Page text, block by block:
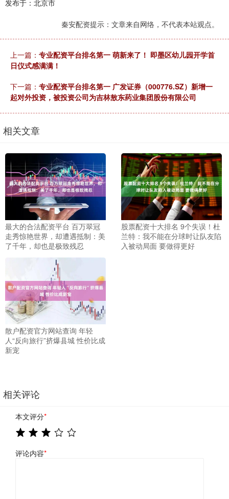
发布于：北京市
秦安配资提示：文章来自网络，不代表本站观点。
上一篇： 专业配资平台排名第一 萌新来了！ 即墨区幼儿园开学首
日仪式感满满！
下一篇： 专业配资平台排名第一 广发证券（000776.SZ）新增一
起对外投资，被投资公司为吉林敖东药业集团股份有限公司
相关文章
最大的合法配资平台 百万翠冠
走秀惊艳世界，却遭遇抵制：美
了千年，却也是极致残忍
股票配资十大排名 9个失误！杜
兰特：我不能在分球时让队友陷
入被动局面 要做得更好
散户配资官方网站查询 年轻
人“反向旅行”挤爆县城 性价比成
新宠
相关评论
本文评分*
评论内容*